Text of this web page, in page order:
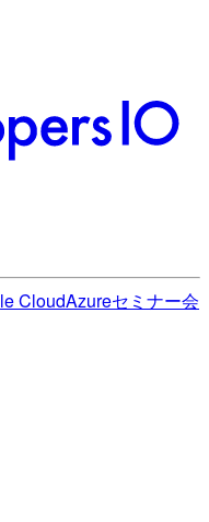
CloudAzureセミナー会